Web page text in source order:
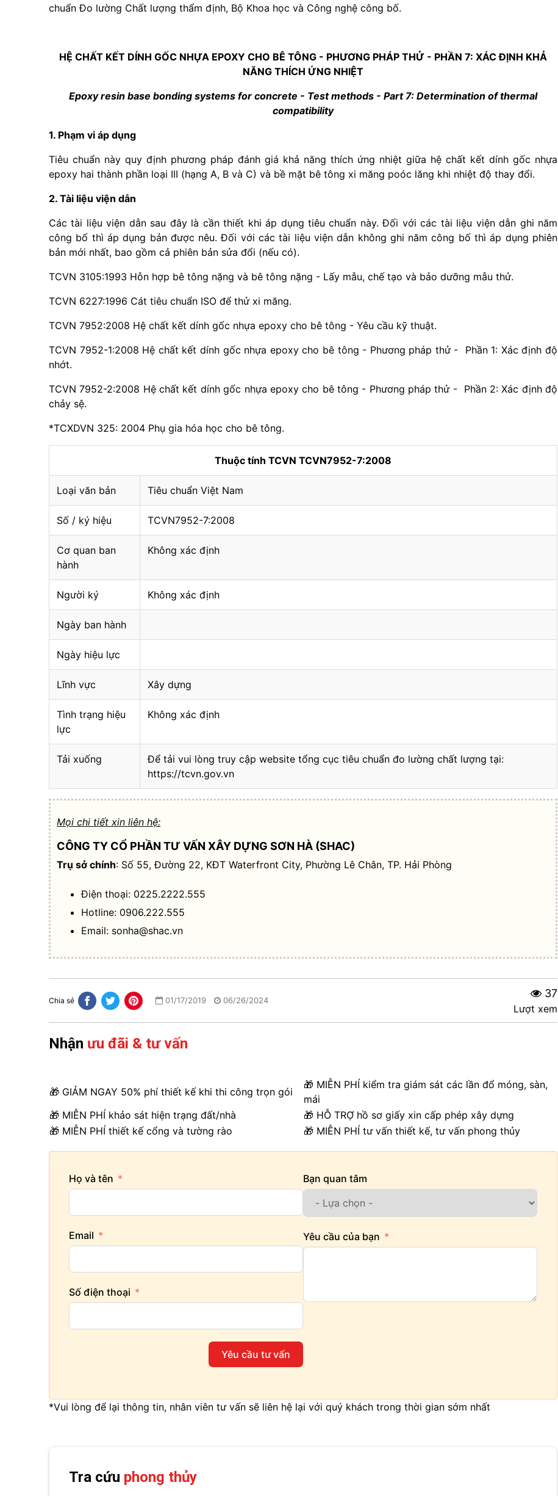
chuẩn Đo lường Chất lượng thẩm định, Bộ Khoa học và Công nghệ công bố.
HỆ CHẤT KẾT DÍNH GỐC NHỰA EPOXY CHO BÊ TÔNG - PHƯƠNG PHÁP THỬ - PHẦN 7: XÁC ĐỊNH KHẢ
NĂNG THÍCH ỨNG NHIỆT
Epoxy resin base bonding systems for concrete - Test methods - Part 7: Determination of thermal
compatibility
1. Phạm vi áp dụng
Tiêu chuẩn này quy định phương pháp đánh giá khả năng thích ứng nhiệt giữa hệ chất kết dính gốc nhựa
epoxy hai thành phần loại III (hạng A, B và C) và bề mặt bê tông xi măng poóc lăng khi nhiệt độ thay đổi.
2. Tài liệu viện dẫn
Các tài liệu viện dẫn sau đây là cần thiết khi áp dụng tiêu chuẩn này. Đối với các tài liệu viện dẫn ghi năm
công bố thì áp dụng bản được nêu. Đối với các tài liệu viện dẫn không ghi năm công bố thì áp dụng phiên
bản mới nhất, bao gồm cả phiên bản sửa đổi (nếu có).
TCVN 3105:1993 Hỗn hợp bê tông nặng và bê tông nặng - Lấy mẫu, chế tạo và bảo dưỡng mẫu thử.
TCVN 6227:1996 Cát tiêu chuẩn ISO để thử xi măng.
TCVN 7952:2008 Hệ chất kết dính gốc nhựa epoxy cho bê tông - Yêu cầu kỹ thuật.
TCVN 7952-1:2008 Hệ chất kết dính gốc nhựa epoxy cho bê tông - Phương pháp thử - Phần 1: Xác định độ
nhớt.
TCVN 7952-2:2008 Hệ chất kết dính gốc nhựa epoxy cho bê tông - Phương pháp thử - Phần 2: Xác định độ
chảy sệ.
*TCXDVN 325: 2004 Phụ gia hóa học cho bê tông.
Thuộc tính TCVN TCVN7952-7:2008
Loại văn bản Tiêu chuẩn Việt Nam
Số / ký hiệu TCVN7952-7:2008
Cơ quan ban
hành
Không xác định
Người ký Không xác định
Ngày ban hành
Ngày hiệu lực
Lĩnh vực Xây dựng
Tình trạng hiệu
lực
Không xác định
Tải xuống
Để tải vui lòng truy cập website tổng cục tiêu chuẩn đo lường chất lượng tại:
https://tcvn.gov.vn
Mọi chi tiết xin liên hệ:
CÔNG TY CỔ PHẦN TƯ VẤN XÂY DỰNG SƠN HÀ (SHAC)
Trụ sở chính: Số 55, Đường 22, KĐT Waterfront City, Phường Lê Chân, TP. Hải Phòng
Điện thoại: 0225.2222.555
Hotline: 0906.222.555
Email: sonha@shac.vn
Chia sẻ 01/17/2019 06/26/2024
37
Lượt xem
Nhận ưu đãi & tư vấn
🎁 GIẢM NGAY 50% phí thiết kế khi thi công trọn gói
🎁 MIỄN PHÍ kiểm tra giám sát các lần đổ móng, sàn,
mái
🎁 MIỄN PHÍ khảo sát hiện trạng đất/nhà
🎁 HỖ TRỢ hồ sơ giấy xin cấp phép xây dựng
🎁 MIỄN PHÍ thiết kế cổng và tường rào
🎁 MIỄN PHÍ tư vấn thiết kế, tư vấn phong thủy
Họ và tên
Email
Số điện thoại
Yêu cầu tư vấn
Bạn quan tâm
Yêu cầu của bạn
*Vui lòng để lại thông tin, nhân viên tư vấn sẽ liên hệ lại với quý khách trong thời gian sớm nhất
Tra cứu phong thủy